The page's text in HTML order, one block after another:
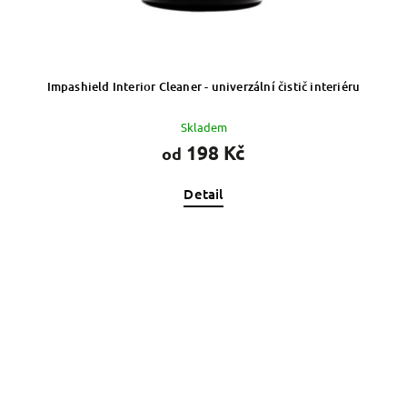
Impashield Interior Cleaner - univerzální čistič interiéru
Skladem
od 198 Kč
Detail